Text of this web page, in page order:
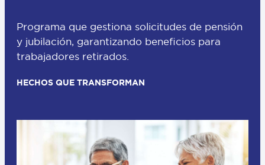
Programa que gestiona solicitudes de pensión
y jubilación, garantizando beneficios para
trabajadores retirados.
HECHOS QUE TRANSFORMAN